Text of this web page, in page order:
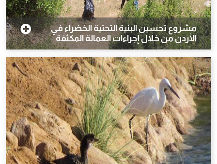
مشروع تحسين البنية التحتية الخضراء في
الأردن من خلال إجراءات العمالة المكثفة